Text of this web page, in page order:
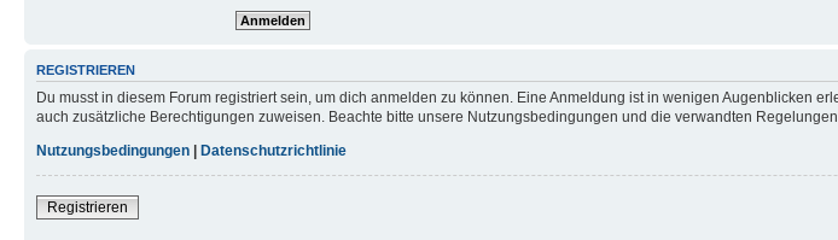
REGISTRIEREN
Du musst in diesem Forum registriert sein, um dich anmelden zu können. Eine Anmeldung ist in wenigen Augenblicken
auch zusätzliche Berechtigungen zuweisen. Beachte bitte unsere Nutzungsbedingungen und die verwandten
Nutzungsbedingungen
Datenschutzrichtlinie
Registrieren